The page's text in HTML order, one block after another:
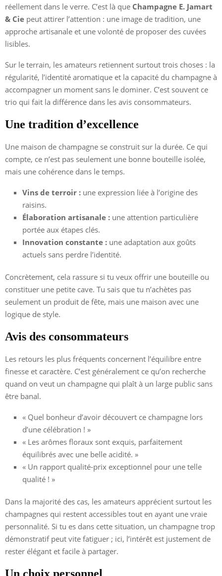
réellement dans le verre. C’est là que Champagne E. Jamart
& Cie peut attirer l’attention : une image de tradition, une
approche artisanale et une volonté de proposer des cuvées
lisibles.
Sur le terrain, les amateurs retiennent surtout trois choses : la
régularité, l’identité aromatique et la capacité du champagne à
accompagner un moment sans le dominer. C’est souvent ce
trio qui fait la différence dans les avis consommateurs.
Une tradition d’excellence
Une maison de champagne se construit sur la durée. Ce qui
compte, ce n’est pas seulement une bonne bouteille isolée,
mais une cohérence dans le temps.
Vins de terroir : une expression liée à l’origine des
raisins.
Élaboration artisanale : une attention particulière
portée aux étapes clés.
Innovation constante : une adaptation aux goûts
actuels sans perdre l’identité.
Concrètement, cela rassure si tu veux offrir une bouteille ou
constituer une petite cave. Tu sais que tu n’achètes pas
seulement un produit de fête, mais une maison avec une
logique de style.
Avis des consommateurs
Les retours les plus fréquents concernent l’équilibre entre
finesse et caractère. C’est généralement ce qu’on recherche
quand on veut un champagne qui plaît à un large public sans
être banal.
« Quel bonheur d’avoir découvert ce champagne lors
d’une célébration ! »
« Les arômes floraux sont exquis, parfaitement
équilibrés avec une belle acidité. »
« Un rapport qualité-prix exceptionnel pour une telle
qualité ! »
Dans la majorité des cas, les amateurs apprécient surtout les
champagnes qui restent accessibles tout en ayant une vraie
personnalité. Si tu es dans cette situation, un champagne trop
démonstratif peut vite fatiguer ; ici, l’intérêt est justement de
rester élégant et facile à partager.